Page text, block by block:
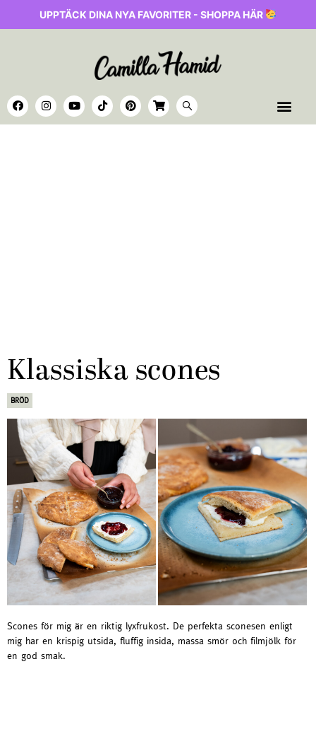
UPPTÄCK DINA NYA FAVORITER - SHOPPA HÄR
Klassiska scones
BRÖD
Scones för mig är en riktig lyxfrukost. De perfekta sconesen enligt
mig har en krispig utsida, fluffig insida, massa smör och filmjölk för
en god smak.